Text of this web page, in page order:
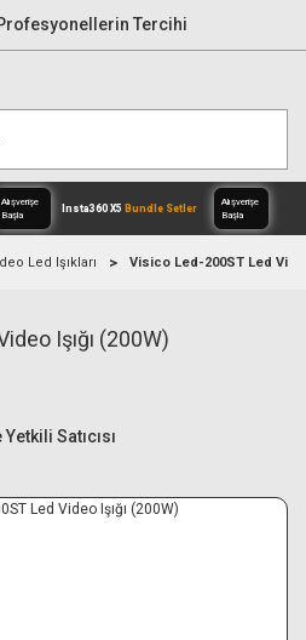
Tercihi
Bundle Setler
Alışverişe
Led Işıkları Visico Led-200ST Led
Işığı (200W)
Satıcısı